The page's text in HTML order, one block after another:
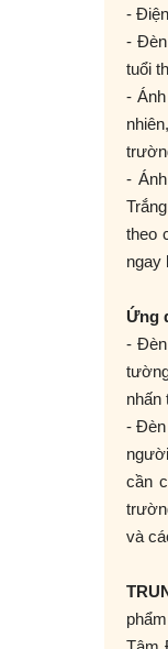
-
- Đèn
tuổi
-
-
theo
ngay
Ứng
-
nhấn
- Đèn
cần
và